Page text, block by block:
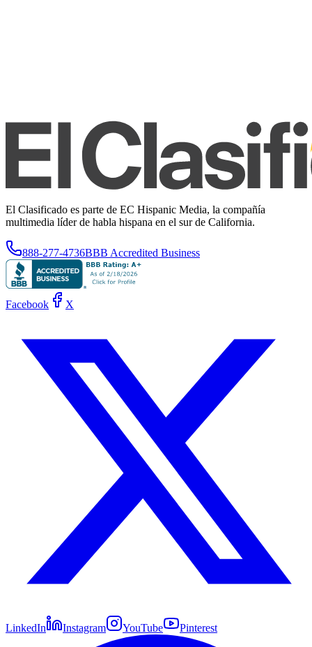
El Clasificado es parte de EC Hispanic Media, la compañía
multimedia líder de habla hispana en el sur de California.
888-277-4736BBB Accredited Business
Facebook X
LinkedIn Instagram YouTube Pinterest